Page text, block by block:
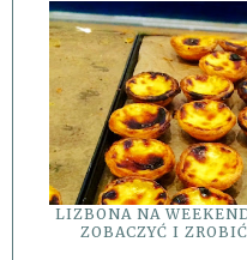
LIZBONA NA
ZOBACZYĆ I